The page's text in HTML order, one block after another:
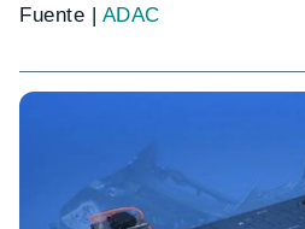
Fuente | ADAC